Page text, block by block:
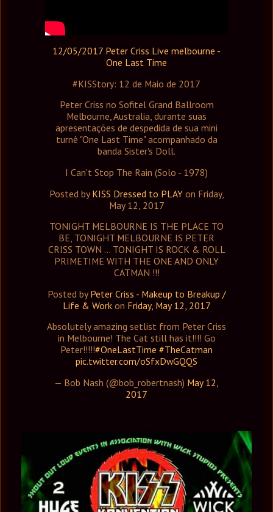
12/05/2017 Peter Criss Live melbourne -
One Last Time
#KISStory: 12 de Maio de 2017
Peter Criss no Sofitel Grand Ballroom
Melbourne, Australia, durante suas
apresentações de despedida de sua mini
turnê "One Last Time" acompanhado da
banda Sister's Doll.
I Can't Stop The Rain (Solo - 1978)
Posted by KISS Dressed to PLAYon Friday,
May 12, 2017
TONIGHT MELBOURNE IS THE PLACE TO
BE, TONIGHT MELBOURNE IS PETER
CRISS TOWN ... TONIGHT IS ROCK & ROLL
PRIMETIME WITH THE ONE AND ONLY
CATMAN !!!
Posted by Peter Criss - Makeup to Breakup /
Life & Workon Friday, May 12, 2017
Absolutely amazing setlist from Peter Criss
in Melbourne! The Cat still has it!!!! Go
Peter!!!!!#OneLastTime #TheCatman
pic.twitter.com/oSfxDwGQQS
— Bob Nash (@bob_robertnash) May 12,
2017